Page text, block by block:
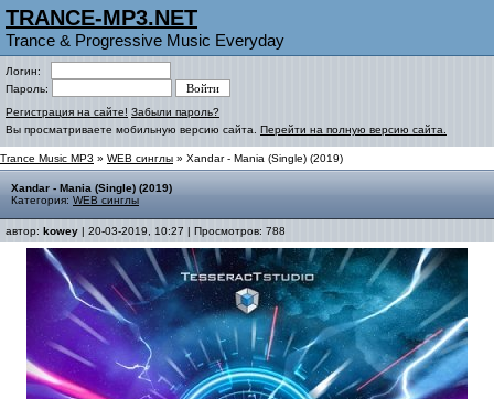
TRANCE-MP3.NET
Trance & Progressive Music Everyday
Логин:
Пароль:
Регистрация на сайте! Забыли пароль?
Вы просматриваете мобильную версию сайта. Перейти на полную версию сайта.
Trance Music MP3 » WEB синглы » Xandar - Mania (Single) (2019)
Xandar - Mania (Single) (2019)
Категория: WEB синглы
автор: kowey | 20-03-2019, 10:27 | Просмотров: 788